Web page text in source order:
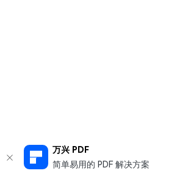
万兴 PDF
简单易用的 PDF 解决方案